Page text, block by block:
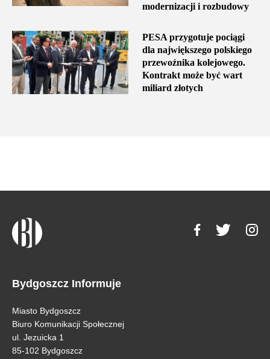
modernizacji i rozbudowy
PESA przygotuje pociągi
dla największego polskiego
przewoźnika kolejowego.
Kontrakt może być wart
miliard złotych
Bydgoszcz Informuje
Miasto Bydgoszcz
Biuro Komunikacji Społecznej
ul. Jezuicka 1
85-102 Bydgoszcz